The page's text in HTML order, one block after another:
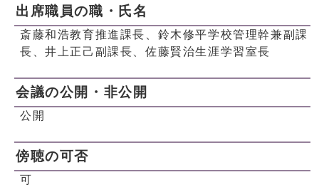
出席職員の職・氏名
斎藤和浩教育推進課長、鈴木修平学校管理幹兼副課
長、井上正己副課長、佐藤賢治生涯学習室長
会議の公開・非公開
公開
傍聴の可否
可